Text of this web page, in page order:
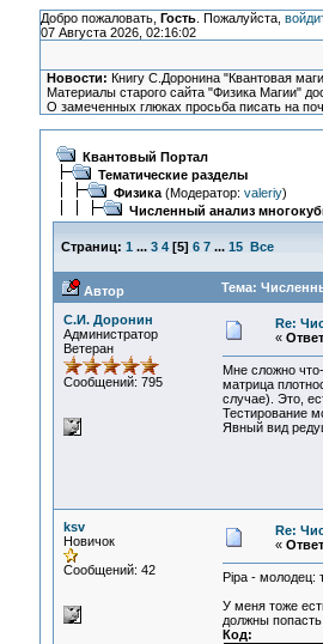
Добро пожаловать, Гость. Пожалуйста,
07 Августа 2026, 02:16:02
Новости: Книгу С.Доронина "Квантовая
Материалы старого сайта "Физика Магии"
О замеченных глюках просьба писать на
Квантовый Портал
Тематические разделы
Физика(Модератор: valeriy)
Численный анализ
Страниц: 1 ... 3 4[5] 6 7 ... 15 Все
Автор Тема:
С.И. Доронин
Администратор
Ветеран
Сообщений: 795
Re:
«
Мне сложно
матрица
случае). Это,
Тестирование
Явный вид
ksv
Новичок
Сообщений: 42
Re:
«
Pipa - молодец:
У меня тоже
должны
Код: